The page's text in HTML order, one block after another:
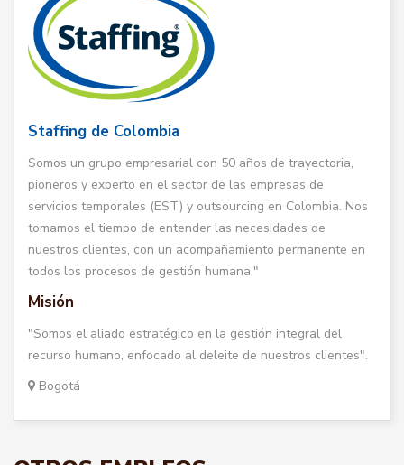
Staffing de Colombia
Somos un grupo empresarial con 50 años de trayectoria,
pioneros y experto en el sector de las empresas de
servicios temporales (EST) y outsourcing en Colombia. Nos
tomamos el tiempo de entender las necesidades de
nuestros clientes, con un acompañamiento permanente en
todos los procesos de gestión humana."
Misión
"Somos el aliado estratégico en la gestión integral del
recurso humano, enfocado al deleite de nuestros clientes".
Bogotá